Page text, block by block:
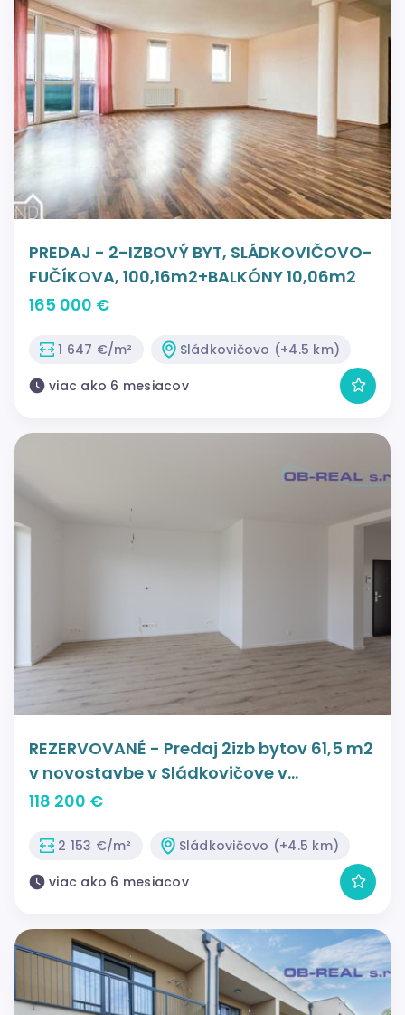
PREDAJ - 2-IZBOVÝ BYT, SLÁDKOVIČOVO-
FUČÍKOVA, 100,16m2+BALKÓNY 10,06m2
165 000 €
1 647 €/m²
Sládkovičovo (+4.5 km)
viac ako 6 mesiacov
REZERVOVANÉ - Predaj 2izb bytov 61,5 m2
v novostavbe v Sládkovičove v
novovybudovanej lokalite Oriešky -
118 200 €
2 153 €/m²
Sládkovičovo (+4.5 km)
viac ako 6 mesiacov